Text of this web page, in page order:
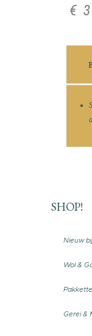
€ 3
SHOP!
Nieuw
Wol &
Gerei &